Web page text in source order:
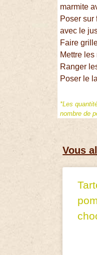
marmite
Poser sur
avec le
Faire
Mettre
Ranger
Poser le
*Les
nombre de
Vous